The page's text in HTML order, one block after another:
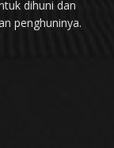
dihuni dan
penghuninya.